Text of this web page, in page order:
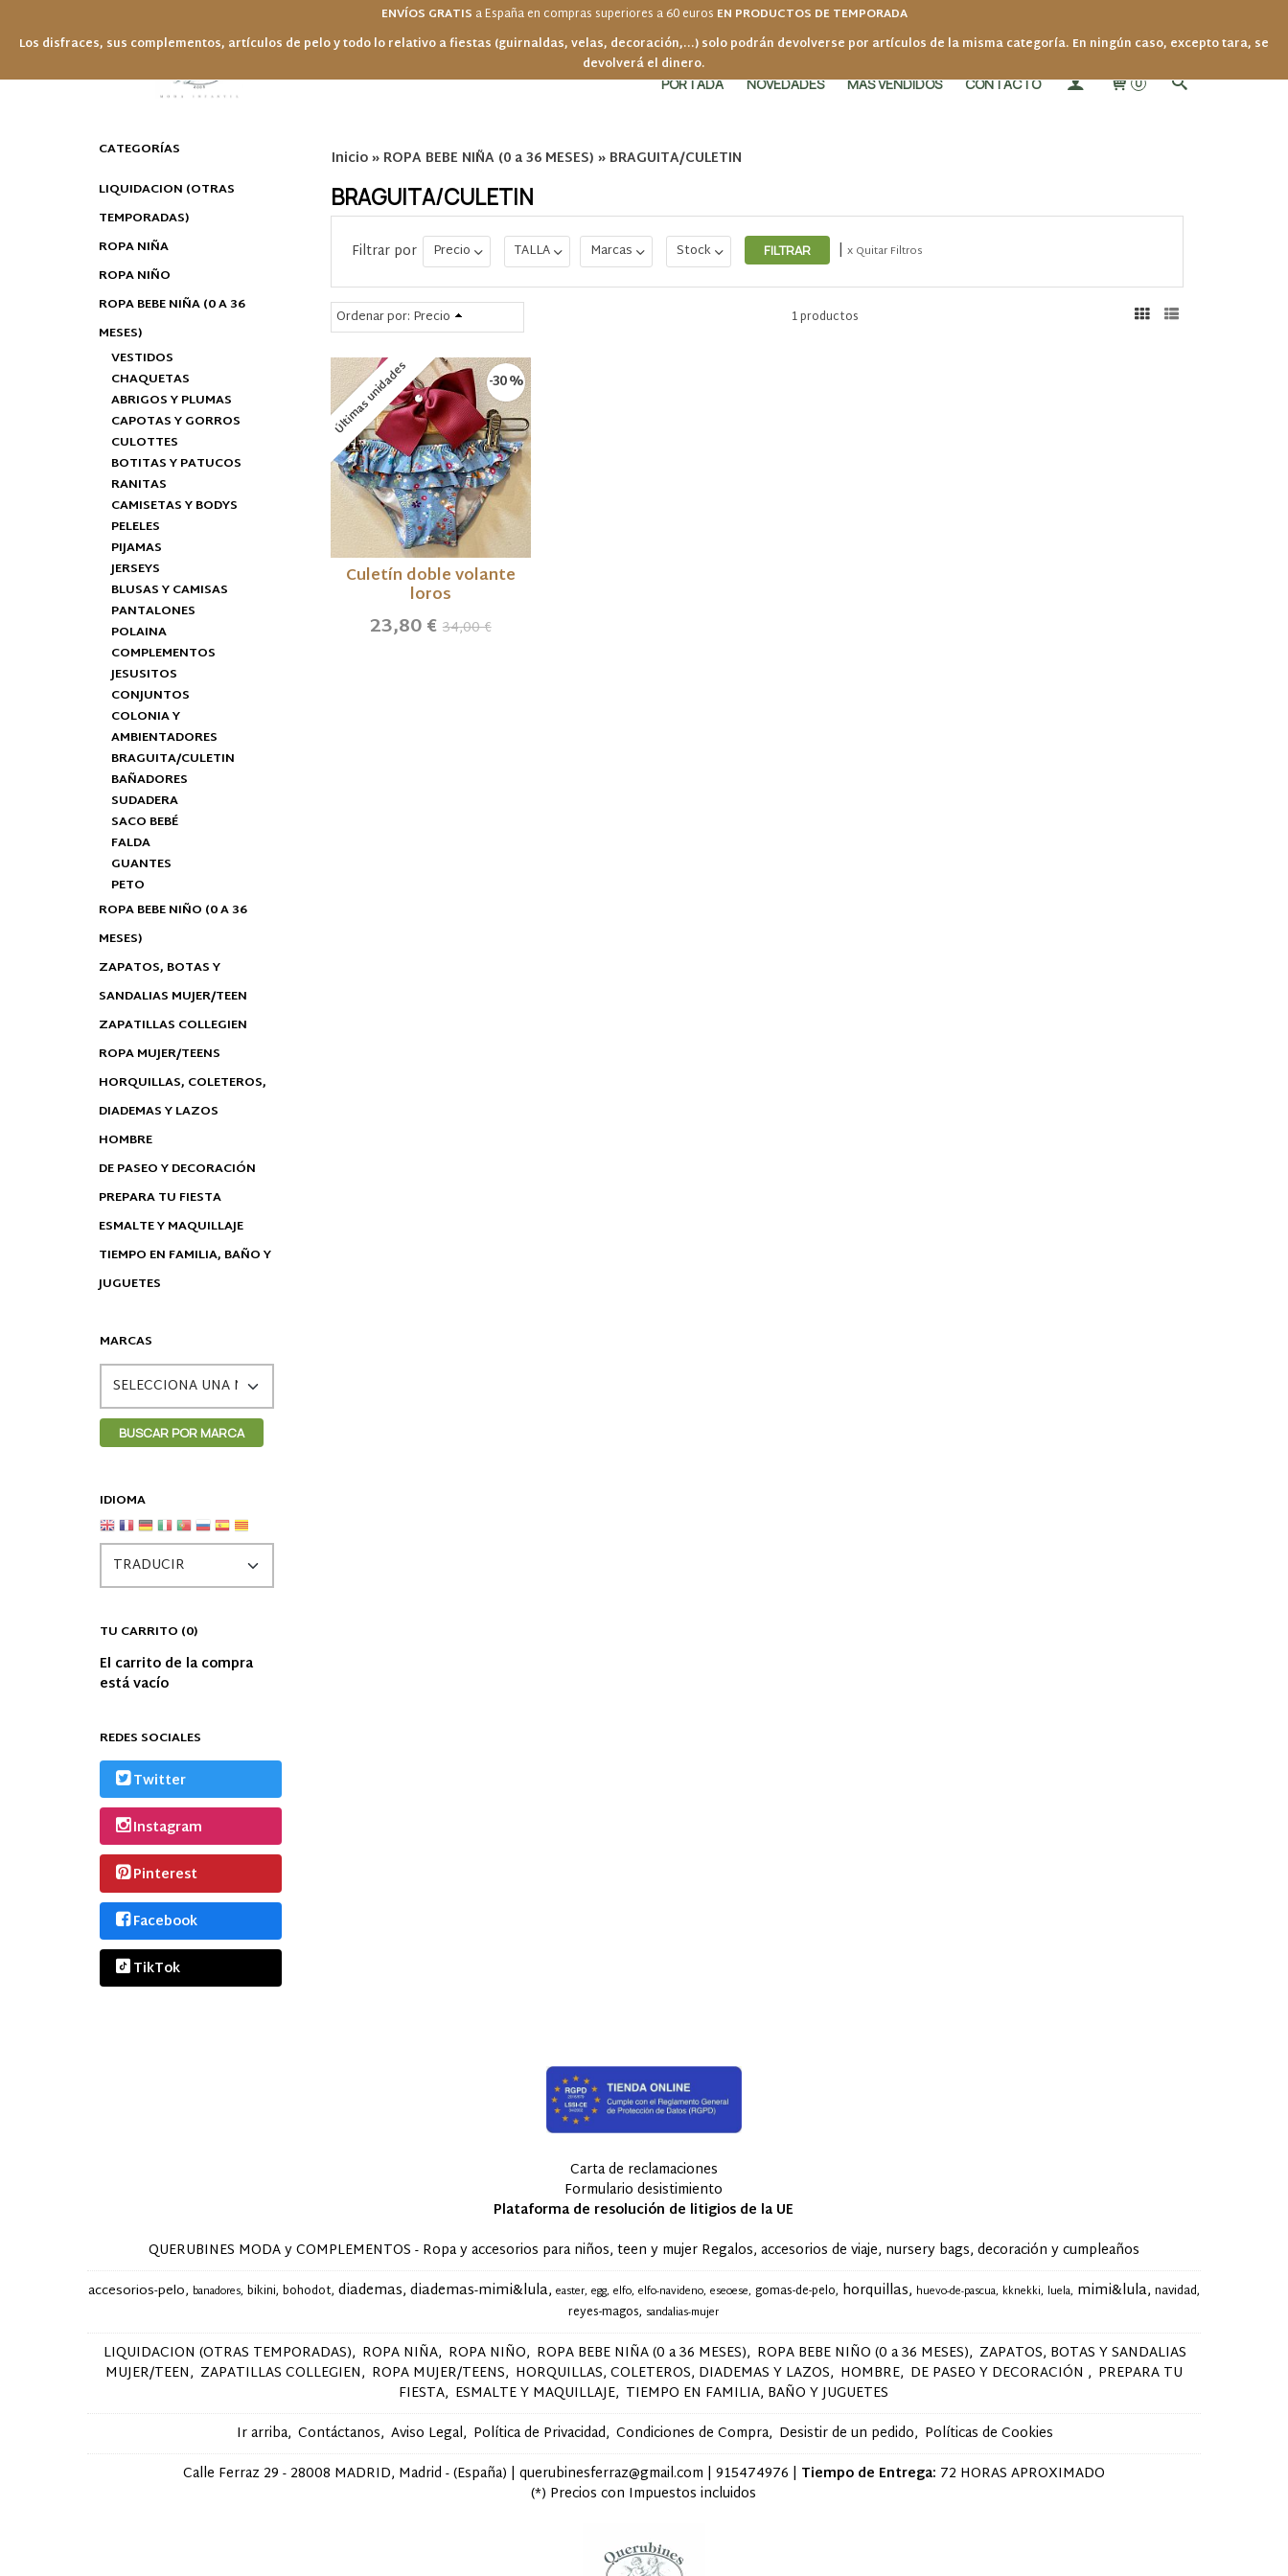
ENVÍOS GRATIS a España en compras superiores a 60 euros EN PRODUCTOS DE TEMPORADA
Los disfraces, sus complementos, artículos de pelo y todo lo relativo a fiestas (guirnaldas, velas, decoración,...) solo podrán devolverse por artículos de la misma categoría. En ningún caso, excepto tara, se
devolverá el dinero.
PORTADA NOVEDADES MÁS VENDIDOS CONTACTO 0
CATEGORÍAS
LIQUIDACION (OTRAS
TEMPORADAS)
ROPA NIÑA
ROPA NIÑO
ROPA BEBE NIÑA (0 A 36
MESES)
VESTIDOS
CHAQUETAS
ABRIGOS Y PLUMAS
CAPOTAS Y GORROS
CULOTTES
BOTITAS Y PATUCOS
RANITAS
CAMISETAS Y BODYS
PELELES
PIJAMAS
JERSEYS
BLUSAS Y CAMISAS
PANTALONES
POLAINA
COMPLEMENTOS
JESUSITOS
CONJUNTOS
COLONIA Y
AMBIENTADORES
BRAGUITA/CULETIN
BAÑADORES
SUDADERA
SACO BEBÉ
FALDA
GUANTES
PETO
ROPA BEBE NIÑO (0 A 36
MESES)
ZAPATOS, BOTAS Y
SANDALIAS MUJER/TEEN
ZAPATILLAS COLLEGIEN
ROPA MUJER/TEENS
HORQUILLAS, COLETEROS,
DIADEMAS Y LAZOS
HOMBRE
DE PASEO Y DECORACIÓN
PREPARA TU FIESTA
ESMALTE Y MAQUILLAJE
TIEMPO EN FAMILIA, BAÑO Y
JUGUETES
MARCAS
IDIOMA
TU CARRITO (0)
El carrito de la compra
está vacío
REDES SOCIALES
Twitter
Instagram
Pinterest
Facebook
TikTok
Inicio» ROPA BEBE NIÑA (0 a 36 MESES) » BRAGUITA/CULETIN
BRAGUITA/CULETIN
Filtrar por Precio TALLA Marcas Stock | x Quitar Filtros
Ordenar por: Precio 1 productos
Últimas unidades -30 %
Culetín doble volante
loros
23,80 € 34,00 €
Carta de reclamaciones
Formulario desistimiento
Plataforma de resolución de litigios de la UE
QUERUBINES MODA y COMPLEMENTOS - Ropa y accesorios para niños, teen y mujer Regalos, accesorios de viaje, nursery bags, decoración y cumpleaños
accesorios-pelo banadores bikini bohodot diademas diademas-mimi&lula easter egg elfo elfo-navideno eseoese gomas-de-pelo horquillas huevo-de-pascua kknekki luela mimi&lula navidad
reyes-magos sandalias-mujer
LIQUIDACION (OTRAS TEMPORADAS) ROPA NIÑA ROPA NIÑO ROPA BEBE NIÑA (0 a 36 MESES) ROPA BEBE NIÑO (0 a 36 MESES) ZAPATOS, BOTAS Y SANDALIAS
MUJER/TEEN ZAPATILLAS COLLEGIEN ROPA MUJER/TEENS HORQUILLAS, COLETEROS, DIADEMAS Y LAZOS HOMBRE DE PASEO Y DECORACIÓN
PREPARA TU
FIESTA ESMALTE Y MAQUILLAJE TIEMPO EN FAMILIA, BAÑO Y JUGUETES
Ir arriba Contáctanos Aviso Legal Política de Privacidad Condiciones de Compra Desistir de un pedido Políticas de Cookies
Calle Ferraz 29 - 28008 MADRID, Madrid - (España) | querubinesferraz@gmail.com | 915474976 | Tiempo de Entrega: 72 HORAS APROXIMADO
(*) Precios con Impuestos incluidos